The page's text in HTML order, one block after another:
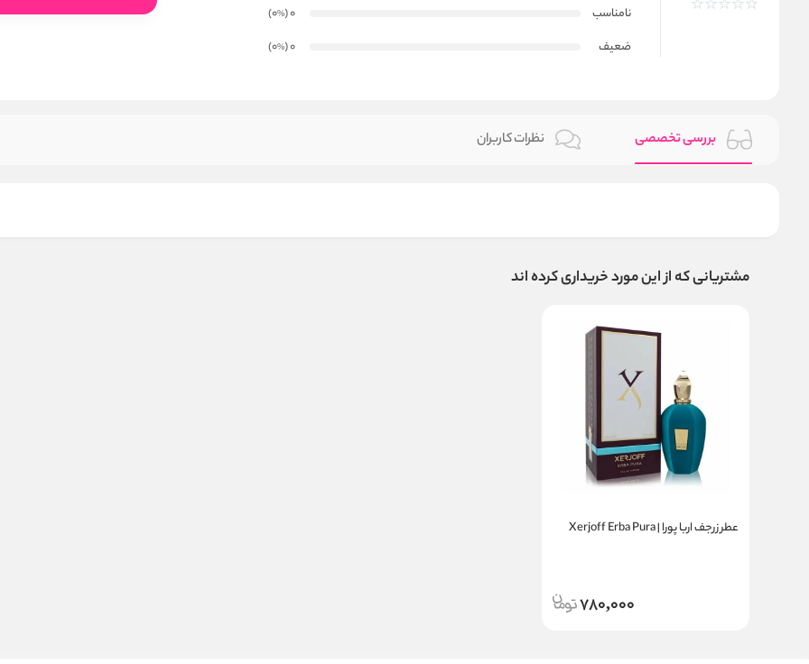
نامناسب
0
(0
%
)
ضعیف
0
(0
%
)
بررسی تخصصی نظرات کاربران
مشتریانی که از این مورد خریداری کرده اند
عطر زرجف اربا پورا | Xerjoff Erba Pura
780,000